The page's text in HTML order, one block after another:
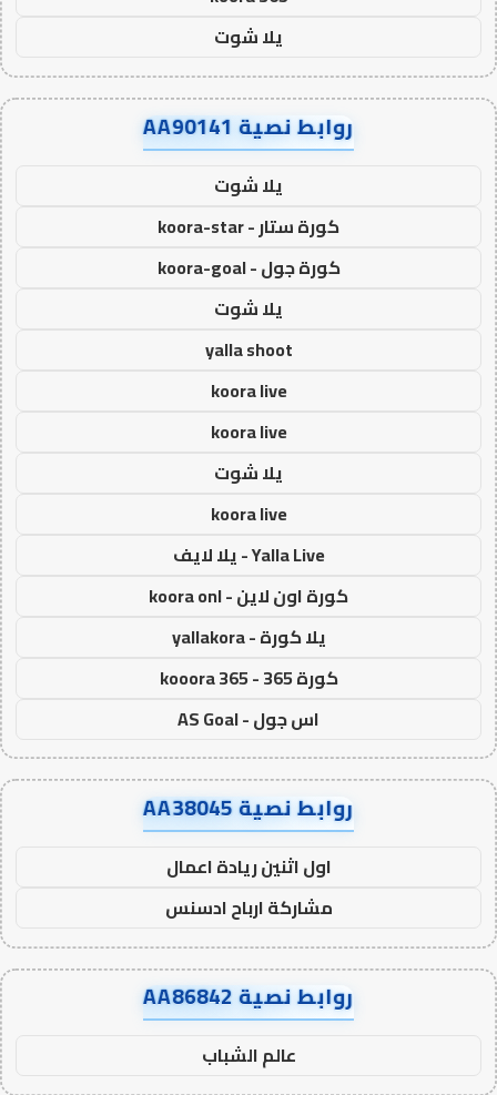
يلا شوت
روابط نصية AA90141
يلا شوت
كورة ستار - koora-star
كورة جول - koora-goal
يلا شوت
yalla shoot
koora live
koora live
يلا شوت
koora live
Yalla Live - يلا لايف
كورة اون لاين - koora onl
يلا كورة - yallakora
كورة 365 - kooora 365
اس جول - AS Goal
روابط نصية AA38045
اول اثنين ريادة اعمال
مشاركة ارباح ادسنس
روابط نصية AA86842
عالم الشباب